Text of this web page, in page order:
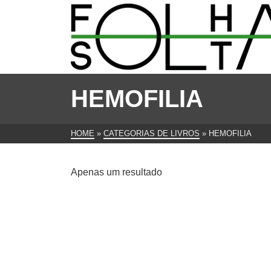
HEMOFILIA
HOME » CATEGORIAS DE LIVROS » HEMOFILIA
Apenas um resultado